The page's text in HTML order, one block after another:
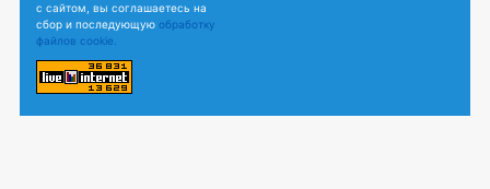
с сайтом, вы соглашаетесь на
сбор и последующую обработку
файлов cookie.